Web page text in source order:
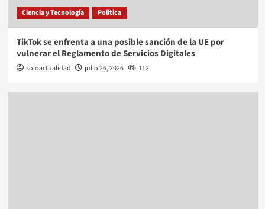
Ciencia y Tecnología Política
TikTok se enfrenta a una posible sanción de la UE por
vulnerar el Reglamento de Servicios Digitales
soloactualidad julio 26, 2026 112